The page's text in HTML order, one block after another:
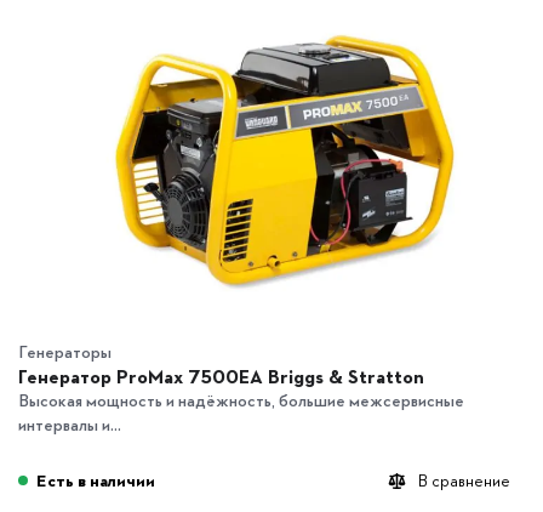
Генераторы
Генератор ProMax 7500EA Briggs & Stratton
Высокая мощность и надёжность, большие межсервисные
интервалы и...
В сравнение
Есть в наличии